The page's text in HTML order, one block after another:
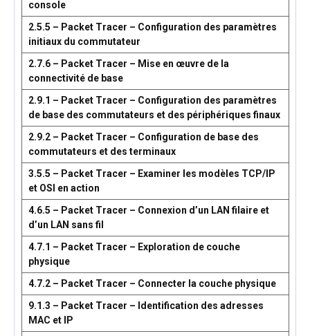
console
2.5.5 – Packet Tracer – Configuration des paramètres
initiaux du commutateur
2.7.6 – Packet Tracer – Mise en œuvre de la
connectivité de base
2.9.1 – Packet Tracer – Configuration des paramètres
de base des commutateurs et des périphériques finaux
2.9.2 – Packet Tracer – Configuration de base des
commutateurs et des terminaux
3.5.5 – Packet Tracer – Examiner les modèles TCP/IP
et OSI en action
4.6.5 – Packet Tracer – Connexion d’un LAN filaire et
d’un LAN sans fil
4.7.1 – Packet Tracer – Exploration de couche
physique
4.7.2 – Packet Tracer – Connecter la couche physique
9.1.3 – Packet Tracer – Identification des adresses
MAC et IP